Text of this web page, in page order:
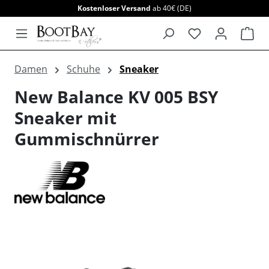
Kostenloser Versand ab 40€ (DE)
Damen Schuhe Sneaker
New Balance KV 005 BSY
Sneaker mit
Gummischnürrer